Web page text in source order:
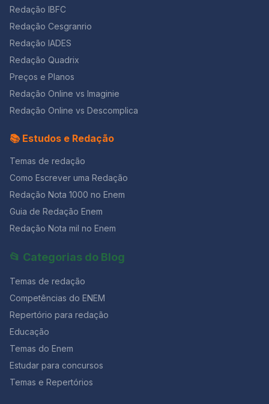
Redação IBFC
Redação Cesgranrio
Redação IADES
Redação Quadrix
Preços e Planos
Redação Online vs Imaginie
Redação Online vs Descomplica
📚 Estudos e Redação
Temas de redação
Como Escrever uma Redação
Redação Nota 1000 no Enem
Guia de Redação Enem
Redação Nota mil no Enem
📂 Categorias do Blog
Temas de redação
Competências do ENEM
Repertório para redação
Educação
Temas do Enem
Estudar para concursos
Temas e Repertórios